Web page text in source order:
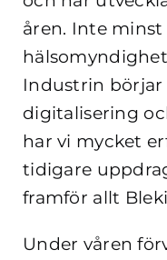
åren. Inte
Industrin börjar
digitalisering
har vi mycket
tidigare
framför allt
Under våren